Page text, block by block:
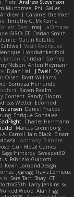
Piotr Andrew Stevenson
Murtomaa Phil Galler
Andrew J Caramel the Vixen
Timothy G. McKenna
Basti maj LaCimaise
GIROLET Darian Smith
Martin Koťátko
Vasili Rodriguez
Hoodwinkedfool
Janson Christian Gomez
Nelson Anton Heymann
Dylan Hall J Ewell
Dys
Olsen Brett Williams
Somoza Hernando
Raven Realm
Content Randy Bloom
Wetter Edomod
Daniel Phakos
Enrique Gonzalez
Charles Herrmann
Marcus Grennborg
A. Carroll Iain Black Einarr
Anthony Dilmore
Gun Metal Games
Sage Himeros Sweeper3D
Fabrizio Guidotti
Kevin LomondDesign
Jegregg Travis Lemieux
Sara Tarr Shay CT
Larry Jenkins sv
Wood Alan Figg